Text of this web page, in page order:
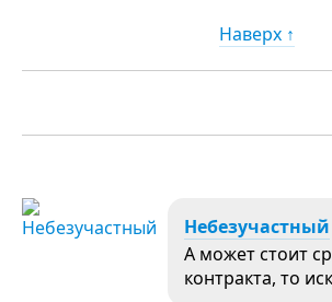
Наверх ↑
Небезучастный
А может стоит
контракта, то